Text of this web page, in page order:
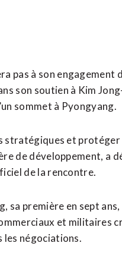
pas à son
son soutien à Kim
sommet à Pyongyang.
stratégiques et
de développement, a
​de la rencontre.
sa première en sept
et militaires
les négociations.